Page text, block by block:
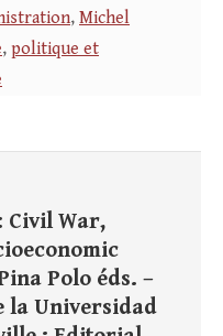
, Michel
, politique et
Civil War,
Polo éds. –
la Universidad